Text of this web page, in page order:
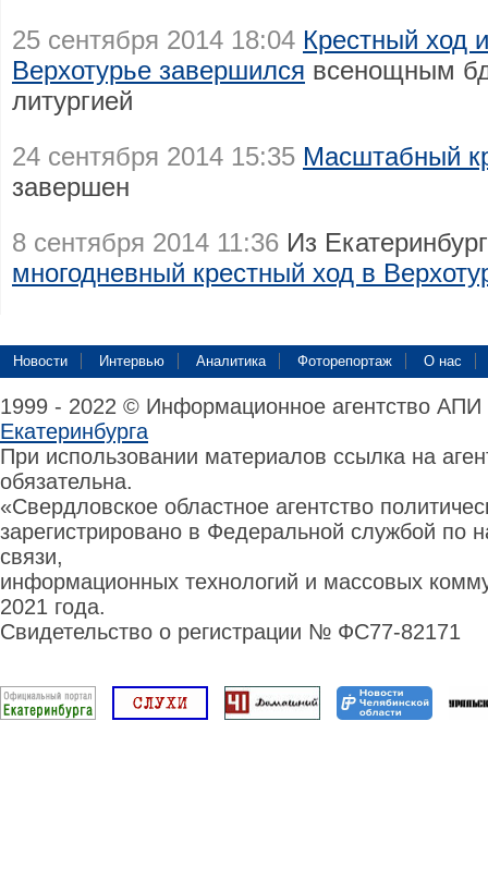
25 сентября 2014 18:04 Крестный ход
Верхотурье завершился всенощным
литургией
24 сентября 2014 15:35 Масштабный
завершен
8 сентября 2014 11:36 Из
многодневный крестный ход в
Новости Интервью Аналитика Фоторепортаж О нас
1999 - 2022 © Информационное агентство
Екатеринбурга
При использовании материалов ссылка на
обязательна.
«Свердловское областное агентство
зарегистрировано в Федеральной службой по
связи,
информационных технологий и массовых
2021 года.
Свидетельство о регистрации № ФС77-82171